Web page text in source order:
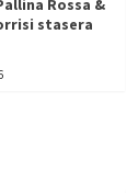
Rossa &
stasera
chiave